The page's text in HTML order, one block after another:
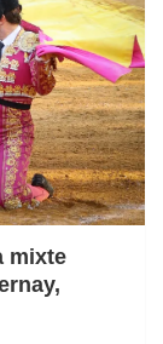
mixte